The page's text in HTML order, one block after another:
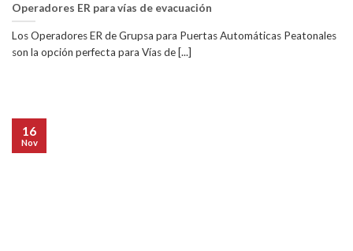
Operadores ER para vías de evacuación
Los Operadores ER de Grupsa para Puertas Automáticas Peatonales
son la opción perfecta para Vías de [...]
16
Nov